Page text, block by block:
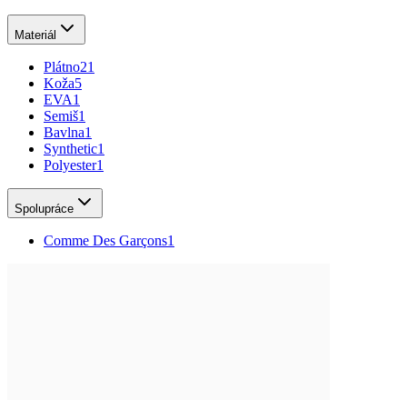
Materiál
Plátno21
Koža5
EVA1
Semiš1
Bavlna1
Synthetic1
Polyester1
Spolupráce
Comme Des Garçons1